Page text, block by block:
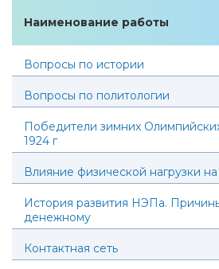
Наименование работы
Вопросы по истории
Вопросы по политологии
Победители зимних
1924 г
Влияние физической нагрузки
История развития НЭПа.
денежному
Контактная сеть